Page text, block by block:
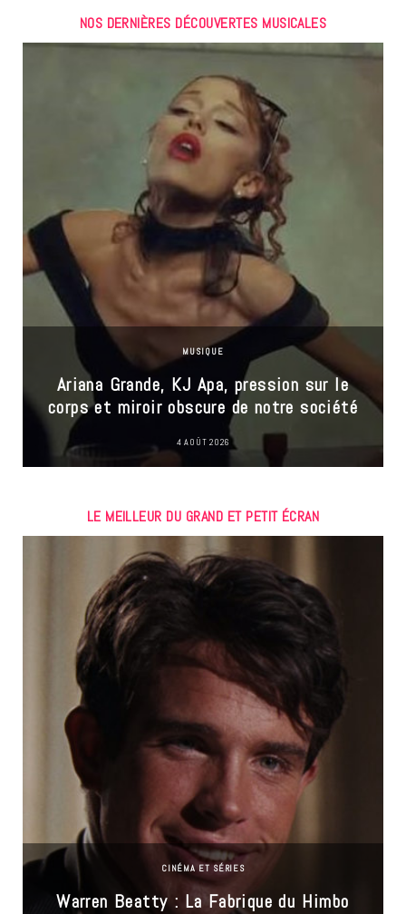
NOS DERNIÈRES DÉCOUVERTES MUSICALES
MUSIQUE
Ariana Grande, KJ Apa, pression sur le
corps et miroir obscure de notre société
4 AOÛT 2026
LE MEILLEUR DU GRAND ET PETIT ÉCRAN
CINÉMA ET SÉRIES
Warren Beatty : La Fabrique du Himbo